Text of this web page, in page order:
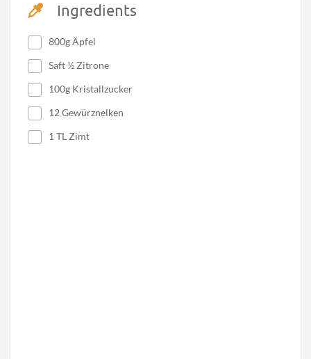
Ingredients
800g Äpfel
Saft ½ Zitrone
100g Kristallzucker
12 Gewürznelken
1 TL Zimt